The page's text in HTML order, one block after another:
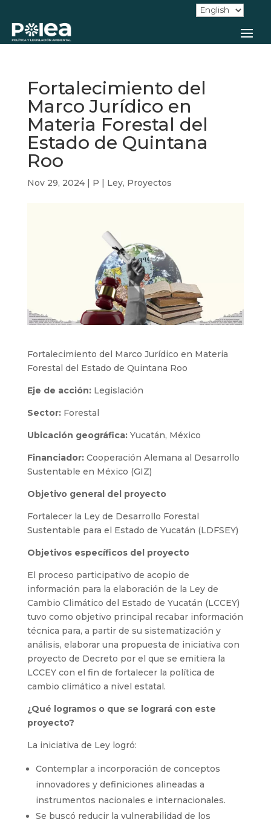
Fortalecimiento del
Marco Jurídico en
Materia Forestal del
Estado de Quintana
Roo
Nov 29, 2024| P | Ley, Proyectos
Fortalecimiento del Marco Jurídico en Materia
Forestal del Estado de Quintana Roo
Eje de acción:Legislación
Sector: Forestal
Ubicación geográfica: Yucatán, México
Financiador: Cooperación Alemana al Desarrollo
Sustentable en México (GIZ)
Objetivo general del proyecto
Fortalecer la Ley de Desarrollo Forestal
Sustentable para el Estado de Yucatán (LDFSEY)
Objetivos específicos del proyecto
El proceso participativo de acopio de
información para la elaboración de la Ley de
Cambio Climático del Estado de Yucatán (LCCEY)
tuvo como objetivo principal recabar información
técnica para, a partir de su sistematización y
análisis, elaborar una propuesta de iniciativa con
proyecto de Decreto por el que se emitiera la
LCCEY con el fin de fortalecer la política de
cambio climático a nivel estatal.
¿Qué logramos o que se logrará con este
proyecto?
La iniciativa de Ley logró:
Contemplar a incorporación de conceptos
innovadores y definiciones alineadas a
instrumentos nacionales e internacionales.
Se buscó reducir la vulnerabilidad de los